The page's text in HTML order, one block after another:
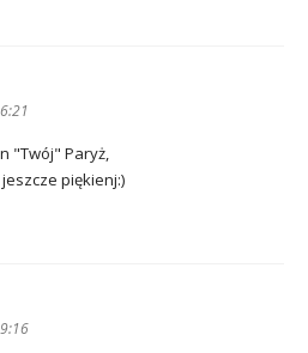
"Twój" Paryż,
piękienj:)